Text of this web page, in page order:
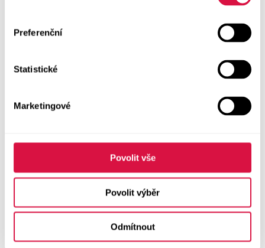
Preferenční
Statistické
Marketingové
Povolit vše
Povolit výběr
Odmítnout
Boty GEOX
Pásky
Peněženky